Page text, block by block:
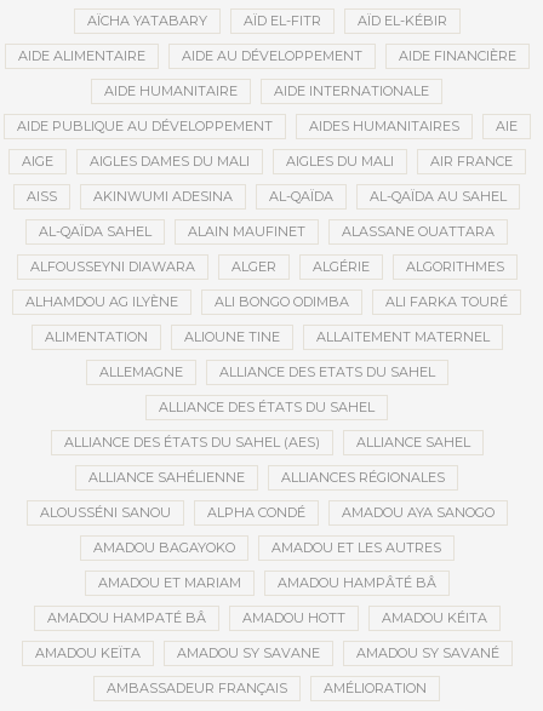
AÏCHA YATABARY AÏD EL-FITR AÏD EL-KÉBIR
AIDE ALIMENTAIRE AIDE AU DÉVELOPPEMENT AIDE FINANCIÈRE
AIDE HUMANITAIRE AIDE INTERNATIONALE
AIDE PUBLIQUE AU DÉVELOPPEMENT AIDES HUMANITAIRES AIE
AIGE AIGLES DAMES DU MALI AIGLES DU MALI AIR FRANCE
AISS AKINWUMI ADESINA AL-QAÏDA AL-QAÏDA AU SAHEL
AL-QAÏDA SAHEL ALAIN MAUFINET ALASSANE OUATTARA
ALFOUSSEYNI DIAWARA ALGER ALGÉRIE ALGORITHMES
ALHAMDOU AG ILYÈNE ALI BONGO ODIMBA ALI FARKA TOURÉ
ALIMENTATION ALIOUNE TINE ALLAITEMENT MATERNEL
ALLEMAGNE ALLIANCE DES ETATS DU SAHEL
ALLIANCE DES ÉTATS DU SAHEL
ALLIANCE DES ÉTATS DU SAHEL (AES) ALLIANCE SAHEL
ALLIANCE SAHÉLIENNE ALLIANCES RÉGIONALES
ALOUSSÉNI SANOU ALPHA CONDÉ AMADOU AYA SANOGO
AMADOU BAGAYOKO AMADOU ET LES AUTRES
AMADOU ET MARIAM AMADOU HAMPÂTÉ BÂ
AMADOU HAMPATÉ BÂ AMADOU HOTT AMADOU KÉITA
AMADOU KEÏTA AMADOU SY SAVANE AMADOU SY SAVANÉ
AMBASSADEUR FRANÇAIS AMÉLIORATION